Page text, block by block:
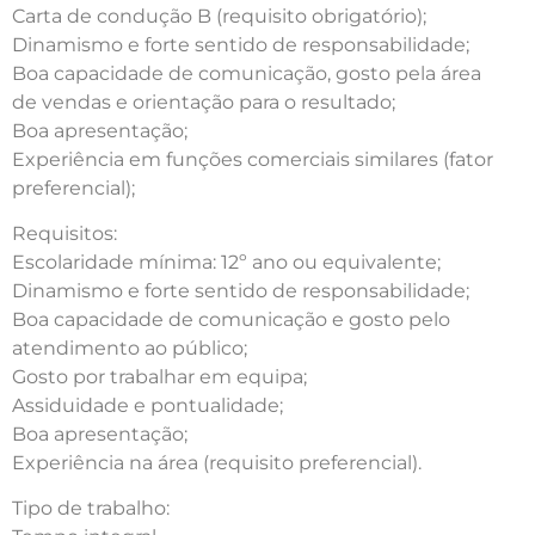
Carta de condução B (requisito obrigatório);
Dinamismo e forte sentido de responsabilidade;
Boa capacidade de comunicação, gosto pela área
de vendas e orientação para o resultado;
Boa apresentação;
Experiência em funções comerciais similares (fator
preferencial);
Requisitos:
Escolaridade mínima: 12º ano ou equivalente;
Dinamismo e forte sentido de responsabilidade;
Boa capacidade de comunicação e gosto pelo
atendimento ao público;
Gosto por trabalhar em equipa;
Assiduidade e pontualidade;
Boa apresentação;
Experiência na área (requisito preferencial).
Tipo de trabalho: